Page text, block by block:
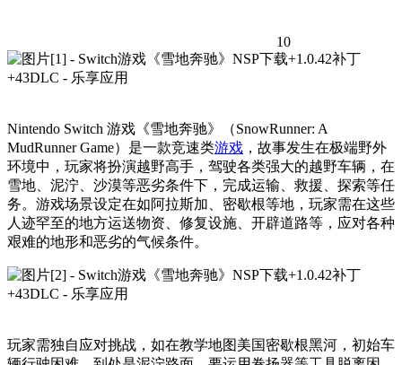
10
Nintendo Switch 游戏《雪地奔驰》（SnowRunner: A
MudRunner Game）是一款竞速类游戏 ，故事发生在极端野外
环境中，玩家将扮演越野高手，驾驶各类强大的越野车辆，在
雪地、泥泞、沙漠等恶劣条件下，完成运输、救援、探索等任
务。游戏场景设定在如阿拉斯加、密歇根等地，玩家需在这些
人迹罕至的地方运送物资、修复设施、开辟道路等，应对各种
艰难的地形和恶劣的气候条件。
玩家需独自应对挑战，如在教学地图美国密歇根黑河，初始车